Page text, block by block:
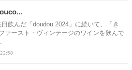
飲んだ「doudou 2024」に続いて、「き
ァースト・ヴィンテージのワインを飲んで